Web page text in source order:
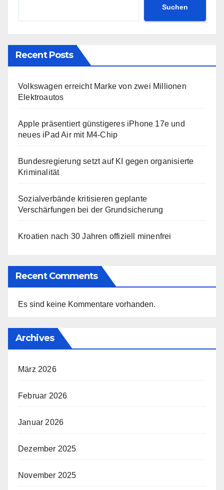
Suchen
Recent Posts
Volkswagen erreicht Marke von zwei Millionen
Elektroautos
Apple präsentiert günstigeres iPhone 17e und
neues iPad Air mit M4-Chip
Bundesregierung setzt auf KI gegen organisierte
Kriminalität
Sozialverbände kritisieren geplante
Verschärfungen bei der Grundsicherung
Kroatien nach 30 Jahren offiziell minenfrei
Recent Comments
Es sind keine Kommentare vorhanden.
Archives
März 2026
Februar 2026
Januar 2026
Dezember 2025
November 2025